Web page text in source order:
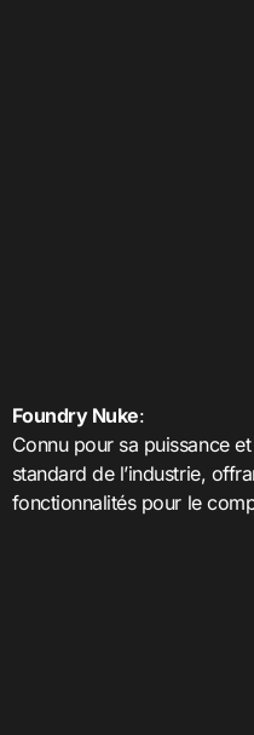
Foundry Nuke:
Connu pour sa puissance
standard de l’industrie,
fonctionnalités pour le